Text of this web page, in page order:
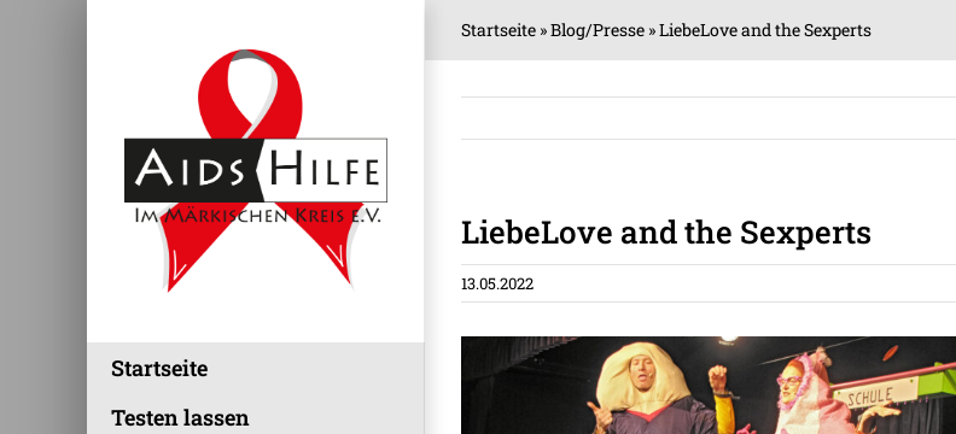
Startseite
Testen lassen
Startseite »Blog/Presse »LiebeLove and the Sexperts
LiebeLove and the Sexperts
13.05.2022